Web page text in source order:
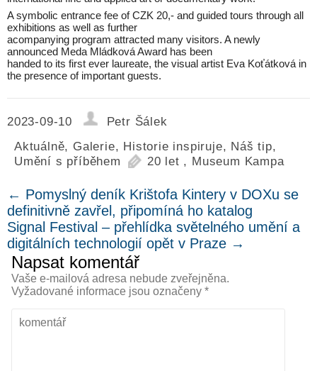
A symbolic entrance fee of CZK 20,- and guided tours through all
exhibitions as well as further
acompanying program attracted many visitors. A newly
announced Meda Mládková Award has been
handed to its first ever laureate, the visual artist Eva Koťátková in
the presence of important guests.
2023-09-10
Petr Šálek
Aktuálně, Galerie, Historie inspiruje, Náš tip,
Umění s příběhem
20 let , Museum Kampa
← Pomyslný deník Krištofa Kintery v DOXu se
definitivně zavřel, připomíná ho katalog
Signal Festival – přehlídka světelného umění a
digitálních technologií opět v Praze →
Napsat komentář
Vaše e-mailová adresa nebude zveřejněna.
Vyžadované informace jsou označeny *